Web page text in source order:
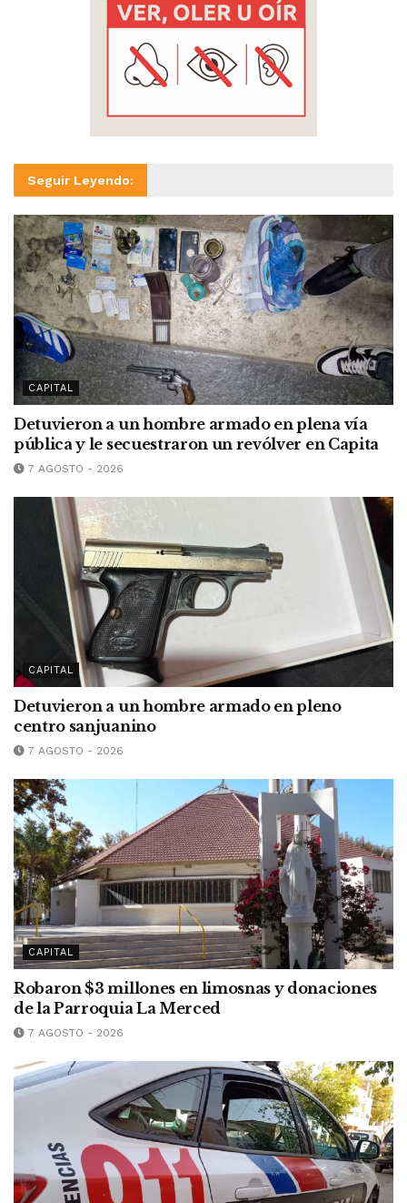
Seguir Leyendo:
CAPITAL
Detuvieron a un hombre armado en plena vía
pública y le secuestraron un revólver en Capita
7 AGOSTO - 2026
CAPITAL
Detuvieron a un hombre armado en pleno
centro sanjuanino
7 AGOSTO - 2026
CAPITAL
Robaron $3 millones en limosnas y donaciones
de la Parroquia La Merced
7 AGOSTO - 2026